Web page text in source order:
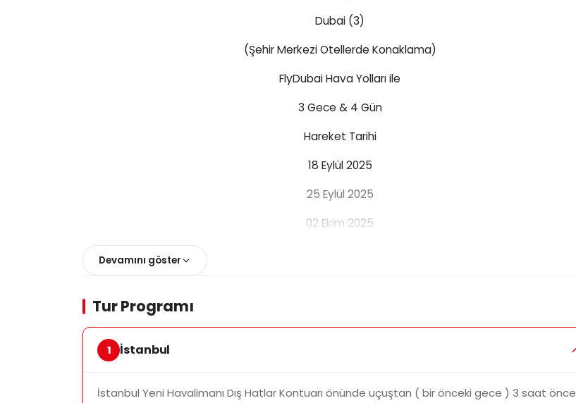
Dubai (3)
(Şehir Merkezi Otellerde Konaklama)
FlyDubai Hava Yolları ile
3 Gece & 4 Gün
Hareket Tarihi
18 Eylül 2025
25 Eylül 2025
02 Ekim 2025
Devamını göster
Tur Programı
İstanbul
İstanbul Yeni Havalimanı Dış Hatlar Kontuarı önünde uçuştan ( bir önceki gece ) 3 saat önce